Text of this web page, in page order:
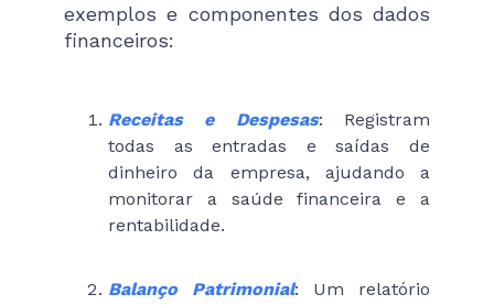
exemplos e componentes dos dados
financeiros:
Receitas e Despesas: Registram
todas as entradas e saídas de
dinheiro da empresa, ajudando a
monitorar a saúde financeira e a
rentabilidade.
Balanço Patrimonial: Um relatório